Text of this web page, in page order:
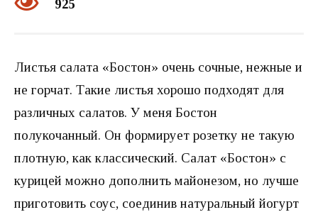
925
Листья салата «Бостон» очень сочные, нежные и
не горчат. Такие листья хорошо подходят для
различных салатов. У меня Бостон
полукочанный. Он формирует розетку не такую
плотную, как классический. Салат «Бостон» с
курицей можно дополнить майонезом, но лучше
приготовить соус, соединив натуральный йогурт